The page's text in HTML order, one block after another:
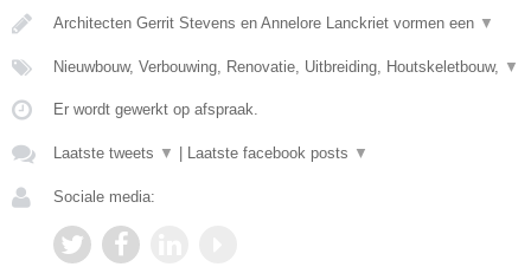
Architecten Gerrit Stevens en Annelore Lanckriet vormen een ▼
Nieuwbouw, Verbouwing, Renovatie, Uitbreiding, Houtskeletbouw, ▼
Er wordt gewerkt op afspraak.
Laatste tweets ▼ Laatste facebook posts ▼
Sociale media: